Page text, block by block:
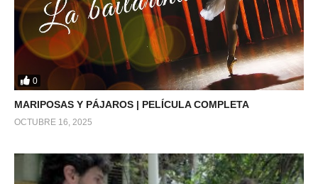
0
MARIPOSAS Y PÁJAROS | PELÍCULA COMPLETA
OCTUBRE 16, 2025